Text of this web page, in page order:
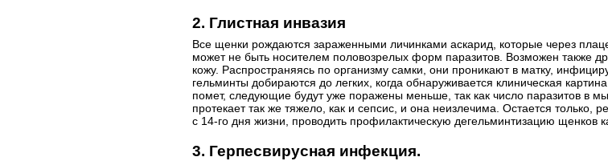
2. Глистная инвазия
Все щенки рождаются зараженными личинками аскарид, которые через
может не быть носителем половозрелых форм паразитов. Возможен также
кожу. Распространяясь по организму самки, они проникают в матку,
гельминты добираются до легких, когда обнаруживается клиническая
помет, следующие будут уже поражены меньше, так как число паразитов в
протекает так же тяжело, как и сепсис, и она неизлечима. Остается
с 14-го дня жизни, проводить профилактическую дегельминтизацию щенков
3. Герпесвирусная инфекция.